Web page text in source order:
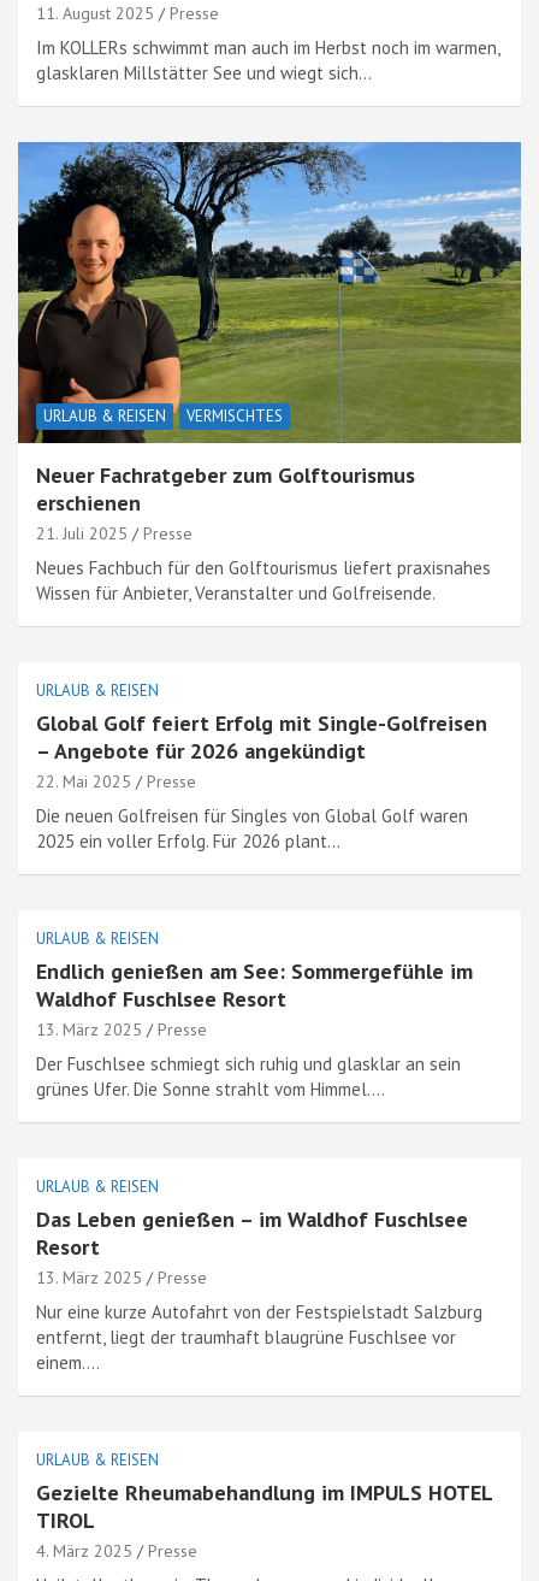
11. August 2025 Presse
Im KOLLERs schwimmt man auch im Herbst noch im warmen,
glasklaren Millstätter See und wiegt sich…
URLAUB & REISEN VERMISCHTES
Neuer Fachratgeber zum Golftourismus
erschienen
21. Juli 2025 Presse
Neues Fachbuch für den Golftourismus liefert praxisnahes
Wissen für Anbieter, Veranstalter und Golfreisende.
URLAUB & REISEN
Global Golf feiert Erfolg mit Single-Golfreisen
– Angebote für 2026 angekündigt
22. Mai 2025 Presse
Die neuen Golfreisen für Singles von Global Golf waren
2025 ein voller Erfolg. Für 2026 plant…
URLAUB & REISEN
Endlich genießen am See: Sommergefühle im
Waldhof Fuschlsee Resort
13. März 2025 Presse
Der Fuschlsee schmiegt sich ruhig und glasklar an sein
grünes Ufer. Die Sonne strahlt vom Himmel.…
URLAUB & REISEN
Das Leben genießen – im Waldhof Fuschlsee
Resort
13. März 2025 Presse
Nur eine kurze Autofahrt von der Festspielstadt Salzburg
entfernt, liegt der traumhaft blaugrüne Fuschlsee vor
einem.…
URLAUB & REISEN
Gezielte Rheumabehandlung im IMPULS HOTEL
TIROL
4. März 2025 Presse